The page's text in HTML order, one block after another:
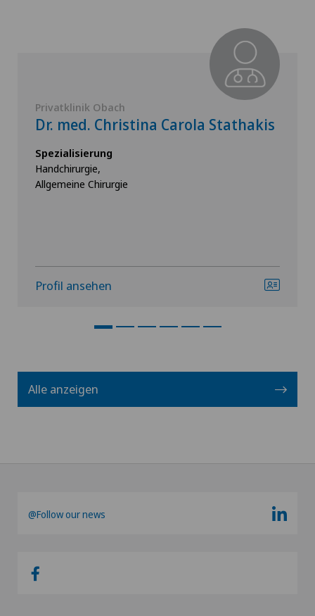
Privatklinik Obach
Dr. med. Christina Carola Stathakis
Spezialisierung
Handchirurgie,
Allgemeine Chirurgie
Profil ansehen
Alle anzeigen
@Follow our news